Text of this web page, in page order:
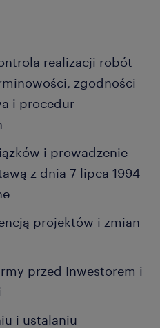
realizacji robót
zgodności
i procedur
i prowadzenie
z dnia 7 lipca 1994
projektów i zmian
przed Inwestorem i
i ustalaniu